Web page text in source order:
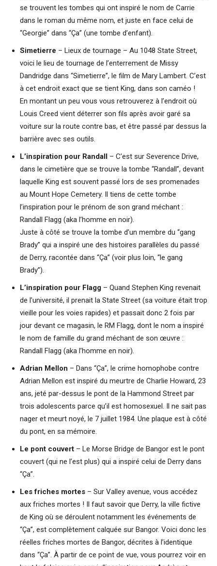
se trouvent les tombes qui ont inspiré le nom de Carrie
dans le roman du même nom, et juste en face celui de
“Georgie” dans “Ça” (une tombe d’enfant).
Simetierre – Lieux de tournage – Au 1048 State Street,
voici le lieu de tournage de l’enterrement de Missy
Dandridge dans “Simetierre”, le film de Mary Lambert. C’est
à cet endroit exact que se tient King, dans son caméo !
En montant un peu vous vous retrouverez à l’endroit où
Louis Creed vient déterrer son fils après avoir garé sa
voiture sur la route contre bas, et être passé par dessus la
barrière avec ses outils.
L’inspiration pour Randall – C’est sur Severence Drive,
dans le cimetière que se trouve la tombe “Randall”, devant
laquelle King est souvent passé lors de ses promenades
au Mount Hope Cemetery. Il tiens de cette tombe
l’inspiration pour le prénom de son grand méchant :
Randall Flagg (aka l’homme en noir).
Juste à côté se trouve la tombe d’un membre du “gang
Brady” qui a inspiré une des histoires parallèles du passé
de Derry, racontée dans “Ça” (voir plus loin, “le gang
Brady”).
L’inspiration pour Flagg – Quand Stephen King revenait
de l’université, il prenait la State Street (sa voiture était trop
vieille pour les voies rapides) et passait donc 2 fois par
jour devant ce magasin, le RM Flagg, dont le nom a inspiré
le nom de famille du grand méchant de son œuvre :
Randall Flagg (aka l’homme en noir).
Adrian Mellon – Dans “Ça”, le crime homophobe contre
Adrian Mellon est inspiré du meurtre de Charlie Howard, 23
ans, jeté par-dessus le pont de la Hammond Street par
trois adolescents parce qu’il est homosexuel. Il ne sait pas
nager et meurt noyé, le 7 juillet 1984. Une plaque est à côté
du pont, en sa mémoire.
Le pont couvert – Le Morse Bridge de Bangor est le pont
couvert (qui ne l’est plus) qui a inspiré celui de Derry dans
“Ça”.
Les friches mortes – Sur Valley avenue, vous accédez
aux friches mortes ! Il faut savoir que Derry, la ville fictive
de King où se déroulent notamment les événements de
“Ça”, est complètement calquée sur Bangor. Voici donc les
réelles friches mortes de Bangor, décrites à l’identique
dans “Ça”. À partir de ce point de vue, vous pourrez voir en